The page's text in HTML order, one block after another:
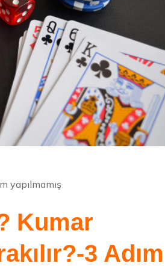
yapılmamış
Kumar
3 Adım